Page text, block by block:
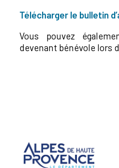
Télécharger le bulletin
Vous pouvez
devenant bénévole lors